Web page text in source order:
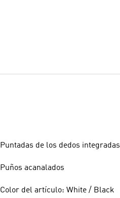
Puntadas de los dedos integradas
Puños acanalados
Color del artículo: White / Black